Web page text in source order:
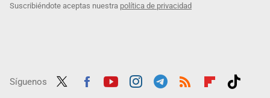
Suscribiéndote aceptas nuestra política de privacidad
Síguenos